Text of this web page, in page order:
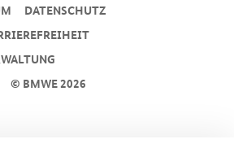
© BMWE 2026
DA­TEN­SCHUTZ